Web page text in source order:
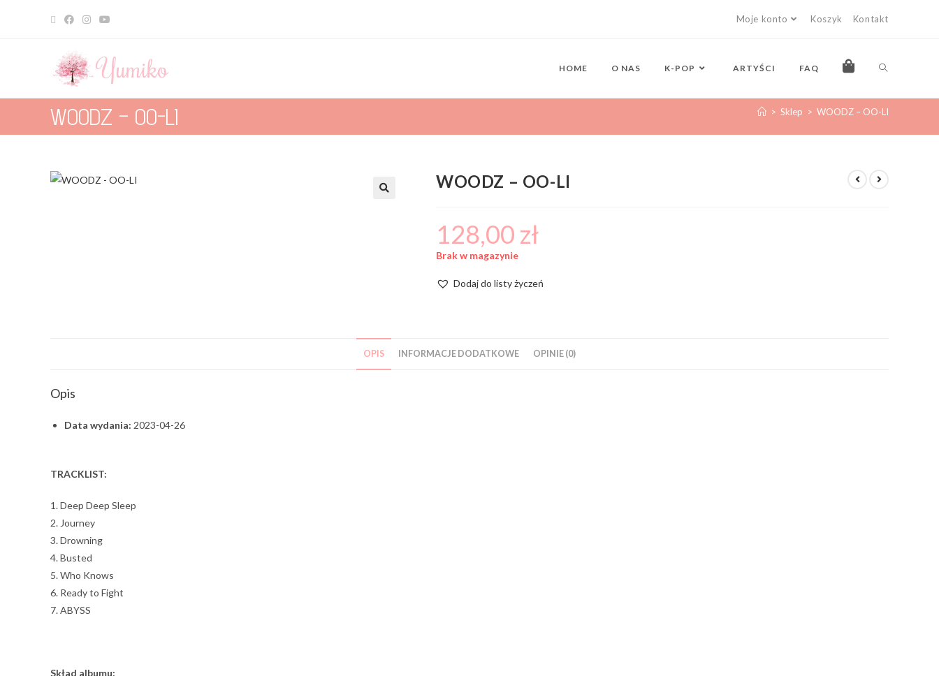
Moje konto Koszyk Kontakt
HOME O NAS K-POP ARTYŚCI FAQ
WOODZ – OO-LI > Sklep > WOODZ – OO-LI
WOODZ – OO-LI
128,00 zł
Brak w magazynie
Dodaj do listy życzeń
OPIS INFORMACJE DODATKOWE OPINIE (0)
Opis
Data wydania: 2023-04-26
TRACKLIST:
1. Deep Deep Sleep
2. Journey
3. Drowning
4. Busted
5. Who Knows
6. Ready to Fight
7. ABYSS
Skład albumu: